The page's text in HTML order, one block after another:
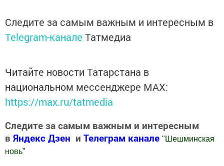
Следите за самым важным и интересным в
Telegram-канале Татмедиа
Читайте новости Татарстана в
национальном мессенджере MАХ:
https://max.ru/tatmedia
Следите за самым важным и интересным
в Яндекс Дзен и Телеграм канале " Шешминская
новь"